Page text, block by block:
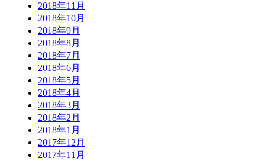
2018年11月
2018年10月
2018年9月
2018年8月
2018年7月
2018年6月
2018年5月
2018年4月
2018年3月
2018年2月
2018年1月
2017年12月
2017年11月